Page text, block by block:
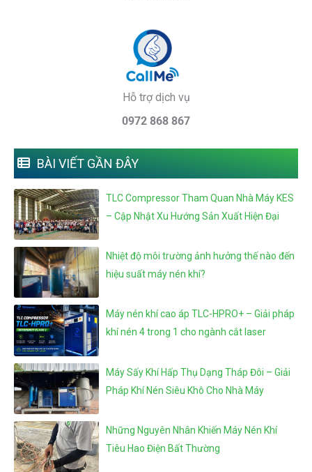
Hỗ trợ dịch vụ
0972 868 867
BÀI VIẾT GẦN ĐÂY
TLC Compressor Tham Quan Nhà Máy KES
– Cập Nhật Xu Hướng Sản Xuất Hiện Đại
Nhiệt độ môi trường ảnh hưởng thế nào đến
hiệu suất máy nén khí?
Máy nén khí cao áp TLC-HPRO+ – Giải pháp
khí nén 4 trong 1 cho ngành cắt laser
Máy Sấy Khí Hấp Thụ Dạng Tháp Đôi – Giải
Pháp Khí Nén Siêu Khô Cho Nhà Máy
Những Nguyên Nhân Khiến Máy Nén Khí
Tiêu Hao Điện Bất Thường